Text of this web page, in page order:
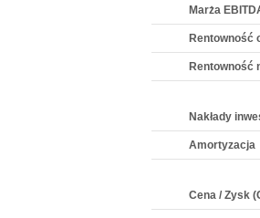
Marża
Rentowność
Rentowność
Nakłady
Amortyzacja
Cena / Zysk